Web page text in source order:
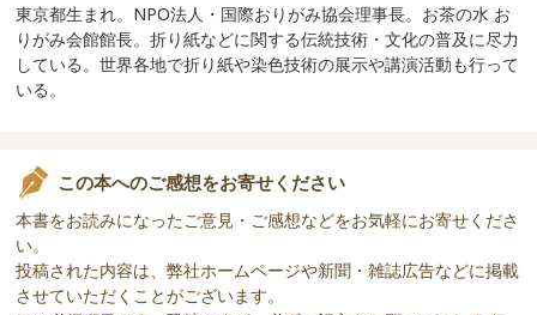
東京都生まれ。NPO法人・国際おりがみ協会理事長。お茶の水 お
りがみ会館館長。折り紙などに関する伝統技術・文化の普及に尽力
している。世界各地で折り紙や染色技術の展示や講演活動も行って
いる。
この本へのご感想をお寄せください
本書をお読みになったご意見・ご感想などをお気軽にお寄せくださ
い。
投稿された内容は、弊社ホームページや新聞・雑誌広告などに掲載
させていただくことがございます。